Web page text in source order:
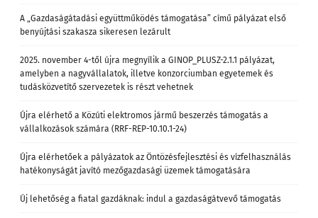
A „Gazdaságátadási együttműködés támogatása” című pályázat első
benyújtási szakasza sikeresen lezárult
2025. november 4-től újra megnyílik a GINOP_PLUSZ-2.1.1 pályázat,
amelyben a nagyvállalatok, illetve konzorciumban egyetemek és
tudásközvetítő szervezetek is részt vehetnek
Újra elérhető a Közúti elektromos jármű beszerzés támogatás a
vállalkozások számára (RRF-REP-10.10.1-24)
Újra elérhetőek a pályázatok az Öntözésfejlesztési és vízfelhasználás
hatékonyságát javító mezőgazdasági üzemek támogatására
Új lehetőség a fiatal gazdáknak: indul a gazdaságátvevő támogatás